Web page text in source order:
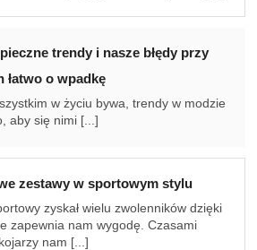
trendy i nasze błędy przy
łatwo o wpadkę
w życiu bywa, trendy w modzie
aby się nimi [...]
zestawy w sportowym stylu
zyskał wielu zwolenników dzięki
zapewnia nam wygodę. Czasami
nam [...]